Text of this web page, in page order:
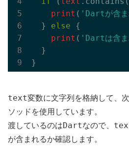
print ( 'Dartが含ま
  }
else {
print ( 'Dartは含ま
  }
text変数に文字列を格納して、
ソッドを使用しています。
渡しているのはDartなので、
が含まれるか確認します。